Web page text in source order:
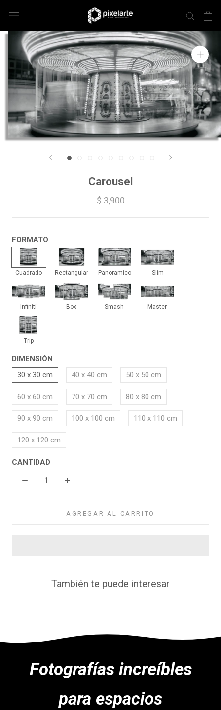
Carousel
$ 3,900
FORMATO
Cuadrado
Cuadrado
Rectangular
Rectangular
Panoramico
Panoramico
Slim
Slim
Infiniti
Infiniti
Box
Box
Smash
Smash
Master
Master
Trip
Trip
DIMENSIÓN
30 x 30 cm
40 x 40 cm 50 x 50 cm
60 x 60 cm 70 x 70 cm 80 x 80 cm
90 x 90 cm 100 x 100 cm 110 x 110 cm
120 x 120 cm
CANTIDAD
AGREGAR AL CARRITO
También te puede interesar
Fotografías increíbles
para espacios